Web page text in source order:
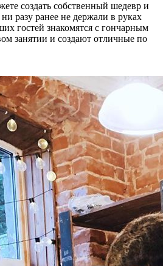
создать собственный шедевр и
разу ранее не держали в руках
гостей знакомятся с гончарным
занятии и создают отличные по